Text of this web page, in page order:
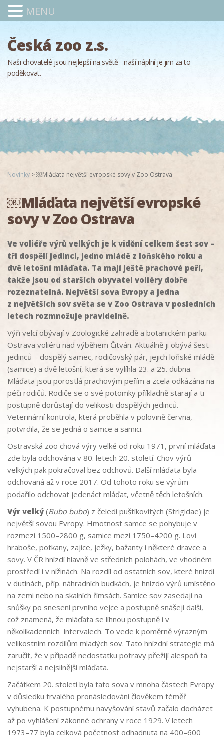
Česká zoo z.s.
Naši chovatelé jsou nejlepší na světě - naší náplní je jim za to
poděkovat.
Novinky >￼Mláďata největší evropské sovy v Zoo Ostrava
￼Mláďata největší evropské
sovy v Zoo Ostrava
Ve voliéře výrů velkých je k vidění celkem šest sov –
tři dospělí jedinci, jedno mládě z loňského roku a
dvě letošní mláďata. Ta mají ještě prachové peří,
takže jsou od starších obyvatel voliéry dobře
rozeznatelná. Největší sova Evropy a jedna
z největších sov světa se v Zoo Ostrava v posledních
letech rozmnožuje pravidelně.
Výři velcí obývají v Zoologické zahradě a botanickém parku
Ostrava voliéru nad výběhem Čitván. Aktuálně ji obývá šest
jedinců – dospělý samec, rodičovský pár, jejich loňské mládě
(samice) a dvě letošní, která se vylíhla 23. a 25. dubna.
Mláďata jsou porostlá prachovým peřím a zcela odkázána na
péči rodičů. Rodiče se o své potomky příkladně starají a ti
postupně dorůstají do velikosti dospělých jedinců.
Veterinární kontrola, která proběhla v polovině června,
potvrdila, že se jedná o samce a samici.
Ostravská zoo chová výry velké od roku 1971, první mláďata
zde byla odchována v 80. letech 20. století. Chov výrů
velkých pak pokračoval bez odchovů. Další mláďata byla
odchovaná až v roce 2017. Od tohoto roku se výrům
podařilo odchovat jedenáct mláďat, včetně těch letošních.
Výr velký(Bubo bubo) z čeledi puštíkovitých (Strigidae) je
největší sovou Evropy. Hmotnost samce se pohybuje v
rozmezí 1500–2800 g, samice mezi 1750–4200 g. Loví
hraboše, potkany, zajíce, ježky, bažanty i některé dravce a
sovy. V ČR hnízdí hlavně ve středních polohách, ve vhodném
prostředí i v nížinách. Na rozdíl od ostatních sov, které hnízdí
v dutinách, příp. náhradních budkách, je hnízdo výrů umístěno
na zemi nebo na skalních římsách. Samice sov zasedají na
snůšky po snesení prvního vejce a postupně snášejí další,
což znamená, že mláďata se líhnou postupně i v
několikadenních intervalech. To vede k poměrně výrazným
velikostním rozdílům mladých sov. Tato hnízdní strategie má
zaručit, že v případě nedostatku potravy přežijí alespoň ta
nejstarší a nejsilnější mláďata.
Začátkem 20. století byla tato sova v mnoha částech Evropy
v důsledku trvalého pronásledování člověkem téměř
vyhubena. K postupnému navyšování stavů začalo docházet
až po vyhlášení zákonné ochrany v roce 1929. V letech
1973–77 byla celková početnost odhadnuta na 400–600
MENU